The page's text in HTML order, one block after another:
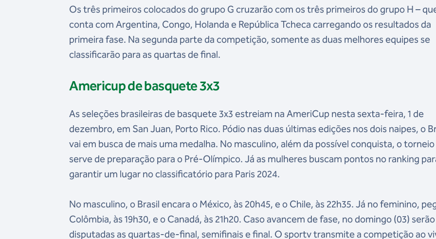
Os três primeiros colocados do grupo G cruzarão com os três primeiros do grupo H –
conta com Argentina, Congo, Holanda e República Tcheca carregando os resultados da
primeira fase. Na segunda parte da competição, somente as duas melhores equipes se
classificarão para as quartas de final.
Americup de basquete 3x3
As seleções brasileiras de basquete 3x3 estreiam na AmeriCup nesta sexta-feira, 1 de
dezembro, em San Juan, Porto Rico. Pódio nas duas últimas edições nos dois naipes, o
vai em busca de mais uma medalha. No masculino, além da possível conquista, o torneio
serve de preparação para o Pré-Olímpico. Já as mulheres buscam pontos no ranking
garantir um lugar no classificatório para Paris 2024.
No masculino, o Brasil encara o México, às 20h45, e o Chile, às 22h35. Já no feminino,
Colômbia, às 19h30, e o Canadá, às 21h20. Caso avancem de fase, no domingo (03) serão
disputadas as quartas-de-final, semifinais e final. O sportv transmite a competição ao